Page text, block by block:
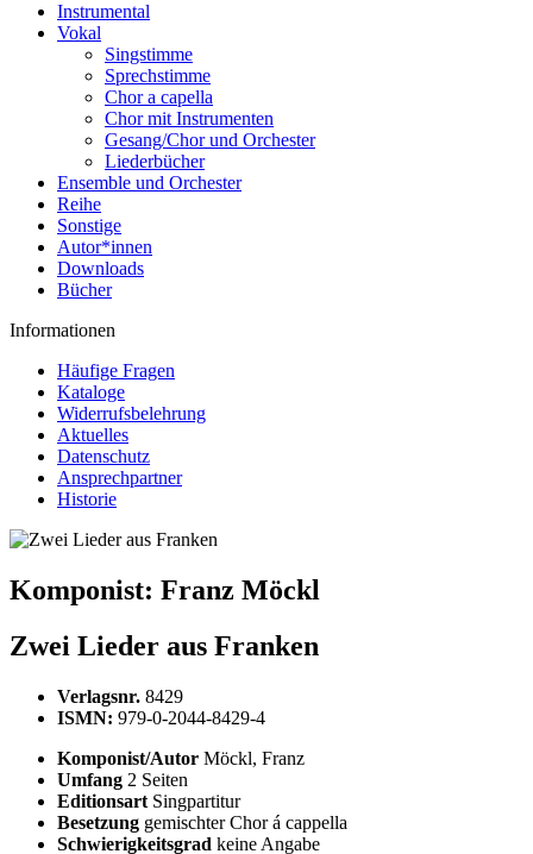
Instrumental
Vokal
Singstimme
Sprechstimme
Chor a capella
Chor mit Instrumenten
Gesang/Chor und Orchester
Liederbücher
Ensemble und Orchester
Reihe
Sonstige
Autor*innen
Downloads
Bücher
Informationen
Häufige Fragen
Kataloge
Widerrufsbelehrung
Aktuelles
Datenschutz
Ansprechpartner
Historie
Komponist: Franz Möckl
Zwei Lieder aus Franken
Verlagsnr. 8429
ISMN: 979-0-2044-8429-4
Komponist/Autor Möckl, Franz
Umfang 2 Seiten
Editionsart Singpartitur
Besetzung gemischter Chor á cappella
Schwierigkeitsgrad keine Angabe